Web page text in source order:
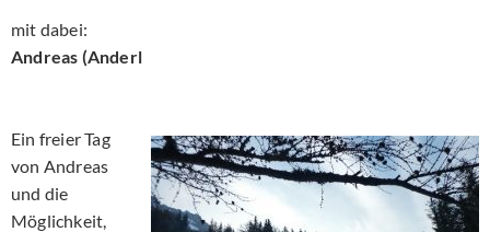
mit dabei:
Andreas (Anderl
Ein freier Tag
von Andreas
und die
Möglichkeit,